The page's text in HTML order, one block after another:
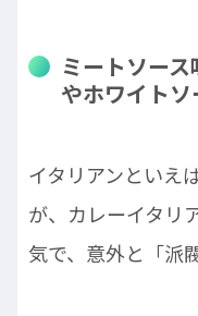
ミートソー
やホワイト
イタリアンといえ
が、カレーイタリ
気で、意外と「派